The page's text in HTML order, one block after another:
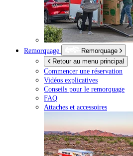
Remorquage
Remorquage
Retour au menu principal
Commencer une réservation
Vidéos explicatives
Conseils pour le remorquage
FAQ
Attaches et accessoires